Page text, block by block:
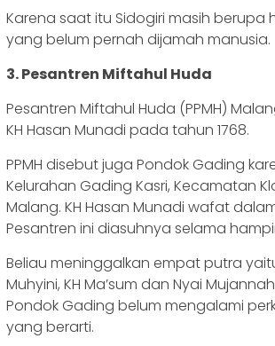
Karena saat itu Sidogiri masih berupa
yang belum pernah dijamah manusia.
3. Pesantren Miftahul Huda
Pesantren Miftahul Huda (PPMH)
KH Hasan Munadi pada tahun 1768.
PPMH disebut juga Pondok Gading
Kelurahan Gading Kasri, Kecamatan
Malang. KH Hasan Munadi wafat
Pesantren ini diasuhnya selama
Beliau meninggalkan empat putra yaitu
Muhyini, KH Ma’sum dan Nyai
Pondok Gading belum mengalami
yang berarti.